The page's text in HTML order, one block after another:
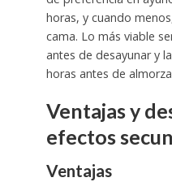
horas, y cuando
cama. Lo más viable
antes de desayunar y
horas antes de
Ventajas y
efectos
Ventajas